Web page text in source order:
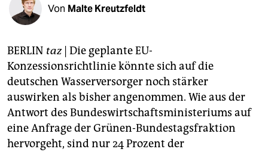
unterstützen
genossenschaft
epaper login
Von Malte Kreutzfeldt
BERLIN taz Die geplante EU-
Konzessionsrichtlinie könnte sich auf die
deutschen Wasserversorger noch stärker
auswirken als bisher angenommen. Wie aus der
Antwort des Bundeswirtschaftsministeriums auf
eine Anfrage der Grünen-Bundestagsfraktion
hervorgeht, sind nur 24 Prozent der